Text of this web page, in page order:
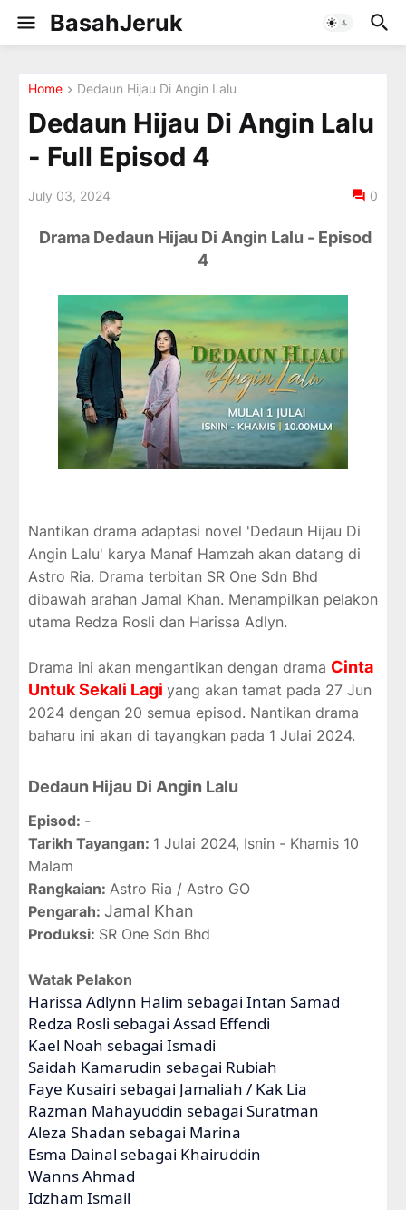
BasahJeruk
Home Dedaun Hijau Di Angin Lalu
Dedaun Hijau Di Angin Lalu
- Full Episod 4
July 03, 2024 0
Drama Dedaun Hijau Di Angin Lalu - Episod
4
Nantikan drama adaptasi novel 'Dedaun Hijau Di
Angin Lalu' karya Manaf Hamzah akan datang di
Astro Ria. Drama terbitan SR One Sdn Bhd
dibawah arahan Jamal Khan. Menampilkan pelakon
utama Redza Rosli dan Harissa Adlyn.
Drama ini akan mengantikan dengan drama Cinta
Untuk Sekali Lagi yang akan tamat pada 27 Jun
2024 dengan 20 semua episod. Nantikan drama
baharu ini akan di tayangkan pada 1 Julai 2024.
Dedaun Hijau Di Angin Lalu
Episod: -
Tarikh Tayangan: 1 Julai 2024, Isnin - Khamis 10
Malam
Rangkaian: Astro Ria / Astro GO
Pengarah: Jamal Khan
Produksi: SR One Sdn Bhd
Watak Pelakon
Harissa Adlynn Halim sebagai Intan Samad
Redza Rosli sebagai Assad Effendi
Kael Noah sebagai Ismadi
Saidah Kamarudin sebagai Rubiah
Faye Kusairi sebagai Jamaliah / Kak Lia
Razman Mahayuddin sebagai Suratman
Aleza Shadan sebagai Marina
Esma Dainal sebagai Khairuddin
Wanns Ahmad
Idzham Ismail